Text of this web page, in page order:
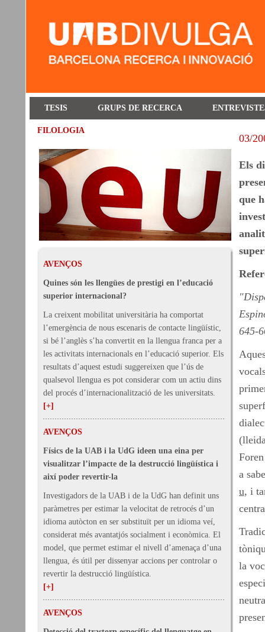
TESIS GRUPS DE RECERCA
FILOLOGIA
AVENÇOS
Quines són les llengües de prestigi en l’educació
superior internacional?
La creixent mobilitat universitària ha comportat
l’emergència de nous escenaris de contacte lingüístic,
si bé l’anglès s’ha convertit en la llengua franca per a
les activitats internacionals en l’educació superior. Els
resultats d’aquest estudi suggereixen que l’ús de
qualsevol llengua es pot considerar com un actiu dins
del procés d’internacionalització de les universitats.
[+]
AVENÇOS
Físics de la UAB i la UdG ideen una eina per
visualitzar l’impacte de la destrucció lingüística i
així poder revertir-la
Investigadors de la UAB i de la UdG han definit uns
paràmetres per estimar la velocitat de retrocés d’un
idioma autòcton en ser substituït per un idioma veí,
considerat més avantatjós socialment i econòmica. El
model, que permet estimar el nivell d’amenaça d’una
llengua, és útil per dissenyar accions per controlar o
revertir la destrucció lingüística.
[+]
AVENÇOS
03/
Els
que
645-
a
u, i
la